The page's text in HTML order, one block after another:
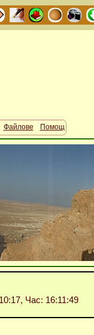
Файлове Помощ
Час: 16:11:49